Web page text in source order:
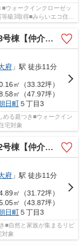
ウォークインクローゼッ
級3取得■みらいエコ住宅
介手数料0円】
府」駅 徒歩11分
㎡（33.32坪）
㎡（47.97坪）
日町５丁目3
る庭つき■ウォークイン
宅対象
介手数料0円】
府 」駅 徒歩11分
㎡（31.72坪）
㎡（43.87坪）
日町５丁目3
■自然と家族が集まるリビ
対象